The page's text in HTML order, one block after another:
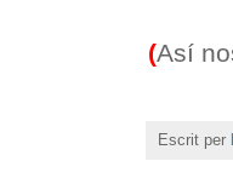
(Así
Escrit per